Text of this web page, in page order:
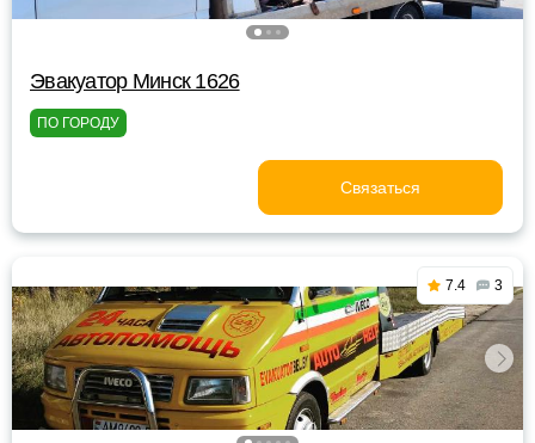
Эвакуатор Минск 1626
ПО ГОРОДУ
Связаться
7.4 3